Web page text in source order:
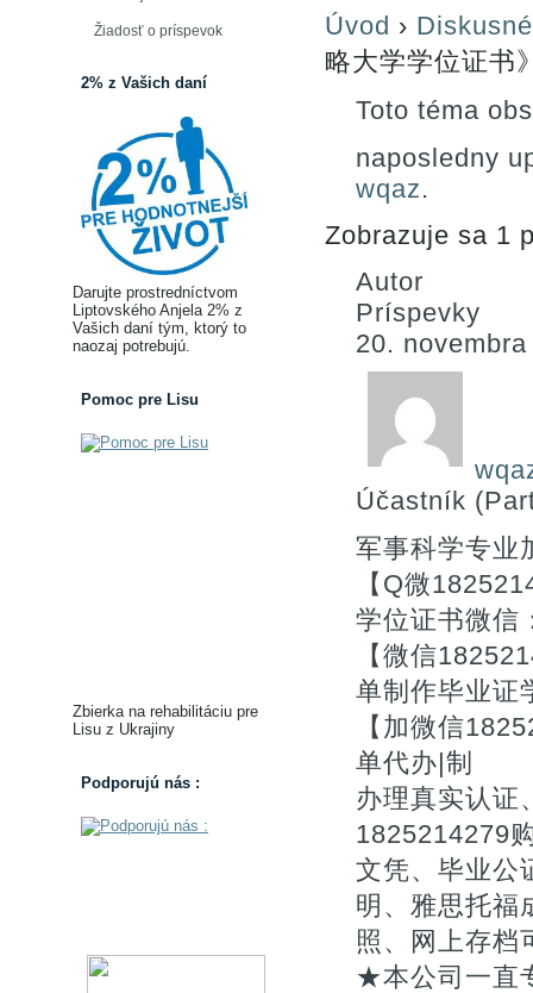
Žiadosť o príspevok
2% z Vašich daní
Darujte prostredníctvom
Liptovského Anjela 2% z
Vašich daní tým, ktorý to
naozaj potrebujú.
Pomoc pre Lisu
Zbierka na rehabilitáciu pre
Lisu z Ukrajiny
Podporujú nás :
Úvod ›
略大学学位证书
Toto téma
naposledny
wqaz.
Zobrazuje sa 1
Autor
Príspevky
20.
Účastník
军事科学专业
【Q微
学位证书微信
【微信
单制作毕业证
【加微信
单代办|制
办理真实认证
1825214279
文凭、毕业公
明、雅思托福
照、网上存档
★本公司一直